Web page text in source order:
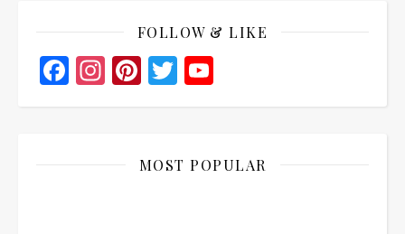
FOLLOW & LIKE
Facebook
Instagram
Pinterest
Twitter
Channel
MOST POPULAR